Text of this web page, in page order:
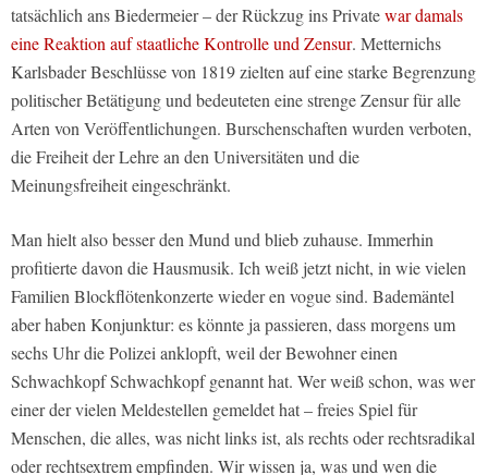
tatsächlich ans Biedermeier – der Rückzug ins Privatewar damals
eine Reaktion auf staatliche Kontrolle und Zensur. Metternichs
Karlsbader Beschlüsse von 1819 zielten auf eine starke Begrenzung
politischer Betätigung und bedeuteten eine strenge Zensur für alle
Arten von Veröffentlichungen. Burschenschaften wurden verboten,
die Freiheit der Lehre an den Universitäten und die
Meinungsfreiheit eingeschränkt.
Man hielt also besser den Mund und blieb zuhause. Immerhin
profitierte davon die Hausmusik. Ich weiß jetzt nicht, in wie vielen
Familien Blockflötenkonzerte wieder en vogue sind. Bademäntel
aber haben Konjunktur: es könnte ja passieren, dass morgens um
sechs Uhr die Polizei anklopft, weil der Bewohner einen
Schwachkopf Schwachkopf genannt hat. Wer weiß schon, was wer
einer der vielen Meldestellen gemeldet hat – freies Spiel für
Menschen, die alles, was nicht links ist, als rechts oder rechtsradikal
oder rechtsextrem empfinden. Wir wissen ja, was und wen die